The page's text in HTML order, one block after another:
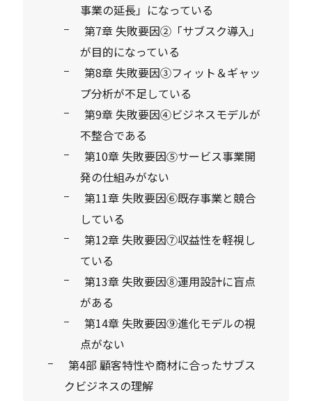
事業の延長」になっている
第7章 失敗要因②「サブスク導入」
が目的になっている
第8章 失敗要因③フィット＆ギャッ
プ分析が不足している
第9章 失敗要因④ビジネスモデルが
不整合である
第10章 失敗要因⑤サービス事業開
発の仕組みがない
第11章 失敗要因⑥既存事業と競合
している
第12章 失敗要因⑦収益性を軽視し
ている
第13章 失敗要因⑧運用設計に盲点
がある
第14章 失敗要因⑨進化モデルの視
点がない
第4部 顧客特性や商材に合ったサブス
クビジネスの理解